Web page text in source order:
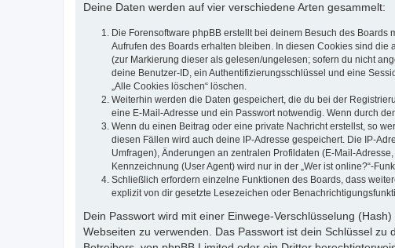
Deine Daten werden auf vier verschiedene Arten gesammelt:
Die Forensoftware phpBB erstellt bei deinem Besuch des
Aufrufen des Boards erhalten bleiben. In diesen Cookies sind
(zur Markierung dieser als gelesen/ungelesen; sofern du nicht
deine Benutzer-ID, ein Authentifizierungsschlüssel und eine
„Alle Cookies löschen“ löschen.
Weiterhin werden die Daten gespeichert, die du bei der
eine E-Mail-Adresse und ein Passwort notwendig. Wenn durch
Wenn du einen Beitrag oder eine private Nachricht erstellst, so
diesen Fällen wird auch deine IP-Adresse gespeichert. Die IP-
Umfragen), Änderungen an zentralen Profildaten (E-Mail-
Kennzeichnung (User Agent) wird nur in der „Wer ist online?“-
Schließlich erfordern einzelne Funktionen des Boards, dass
explizit von dir gesetzte Lesezeichen oder
Dein Passwort wird mit einer Einwege-Verschlüsselung
Webseiten zu verwenden. Das Passwort ist dein Schlüssel